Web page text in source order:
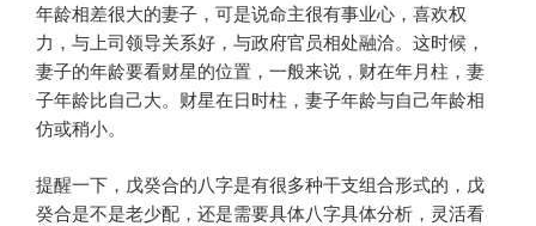
年龄相差很大的妻子，可是说命主很有事业心，喜欢权
力，与上司领导关系好，与政府官员相处融洽。这时候，
妻子的年龄要看财星的位置，一般来说，财在年月柱，妻
子年龄比自己大。财星在日时柱，妻子年龄与自己年龄相
仿或稍小。
提醒一下，戊癸合的八字是有很多种干支组合形式的，戊
癸合是不是老少配，还是需要具体八字具体分析，灵活看